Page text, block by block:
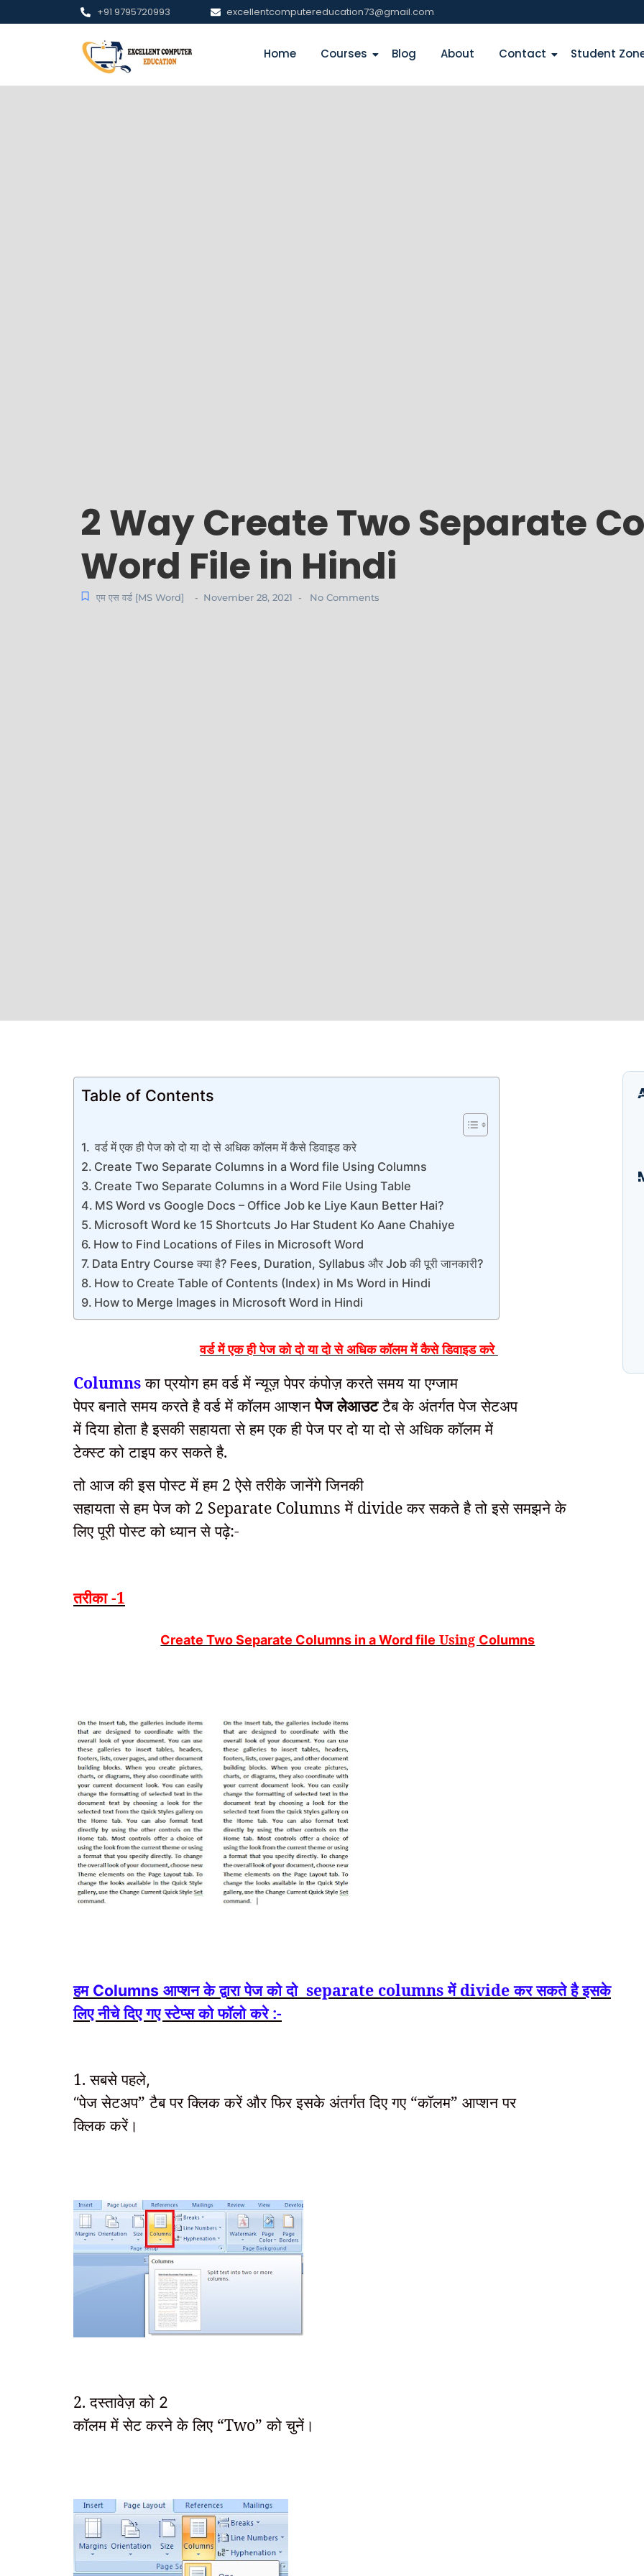
+91 9795720993 excellentcomputereducation73@gmail.com
Home Courses Blog About Contact Student
2 Way Create Two Separate
Word File in Hindi
एम एस वर्ड [MS Word] - November 28, 2021 - No Comments
Table of Contents
वर्ड में एक ही पेज को दो या दो से अधिक कॉलम में कैसे डिवाइड करे
Create Two Separate Columns in a Word file Using Columns
Create Two Separate Columns in a Word File Using Table
MS Word vs Google Docs – Office Job ke Liye Kaun Better Hai?
Microsoft Word ke 15 Shortcuts Jo Har Student Ko Aane Chahiye
How to Find Locations of Files in Microsoft Word
Data Entry Course क्या है? Fees, Duration, Syllabus और Job की पूरी जानकारी?
How to Create Table of Contents (Index) in Ms Word in Hindi
How to Merge Images in Microsoft Word in Hindi
वर्ड में एक ही पेज को दो या दो से अधिक कॉलम में कैसे डिवाइड करे
Columnsका प्रयोग हम वर्ड में न्यूज़ पेपर कंपोज़ करते समय या एग्जाम
पेपर बनाते समय करते है वर्ड में कॉलम आप्शनपेज लेआउटटैब के अंतर्गत पेज सेटअप
में दिया होता है इसकी सहायता से हम एक ही पेज पर दो या दो से अधिक कॉलम में
टेक्स्ट को टाइप कर सकते है.
तो आज की इस पोस्ट में हम 2 ऐसे तरीके जानेंगे जिनकी
सहायता से हम पेज को 2 Separate Columns में divide कर सकते है तो इसे समझने के
लिए पूरी पोस्ट को ध्यान से पढ़े:-
तरीका -1
Create Two Separate Columns in a Word file Using Columns
हम Columns आप्शन के द्वारा पेज को दो separate columns में divide कर सकते है इसके
लिए नीचे दिए गए स्टेप्स को फॉलो करे :-
1. सबसे पहले,
“पेज सेटअप” टैब पर क्लिक करें और फिर इसके अंतर्गत दिए गए “कॉलम” आप्शन पर
क्लिक करें।
2. दस्तावेज़ को 2
कॉलम में सेट करने के लिए “Two” को चुनें।